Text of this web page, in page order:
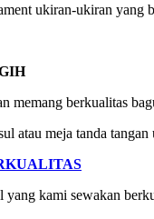
ukiran-ukiran yang
memang berkualitas
atau meja tanda
yang kami sewakan